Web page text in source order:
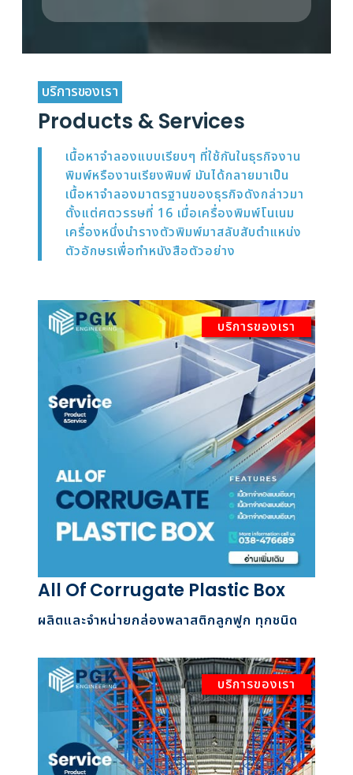
บริการของเรา
Products & Services
เนื้อหาจำลองแบบเรียบๆ ที่ใช้กันในธุรกิจงาน
พิมพ์หรืองานเรียงพิมพ์ มันได้กลายมาเป็น
เนื้อหาจำลองมาตรฐานของธุรกิจดังกล่าวมา
ตั้งแต่ศตวรรษที่ 16 เมื่อเครื่องพิมพ์โนเนม
เครื่องหนึ่งนำรางตัวพิมพ์มาสลับสับตำแหน่ง
ตัวอักษรเพื่อทำหนังสือตัวอย่าง
บริการของเรา
All Of Corrugate Plastic Box
ผลิตและจำหน่ายกล่องพลาสติกลูกฟูก ทุกชนิด
บริการของเรา